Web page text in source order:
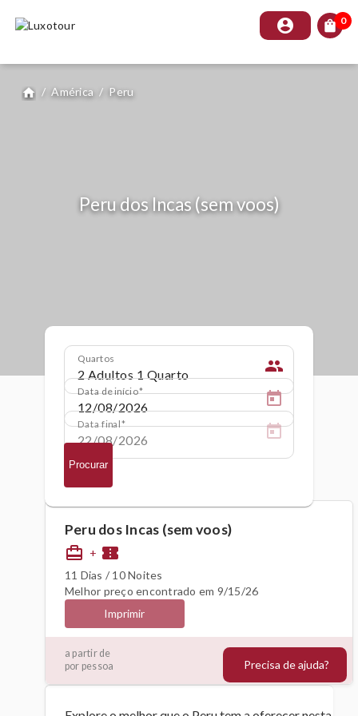
account_circle shopping_bag 0
home / América / Peru
Peru dos Incas (sem voos)
Quartos people
Data de início
Data final
Procurar
Peru dos Incas (sem voos)
card_travel + confirmation_number
11 Dias / 10 Noites
Melhor preço encontrado em 9/15/26
Imprimir
a partir de
por pessoa
1442€
Precisa de ajuda?